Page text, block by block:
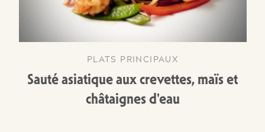
PLATS PRINCIPAUX
Sauté asiatique aux crevettes, maïs et
châtaignes d'eau